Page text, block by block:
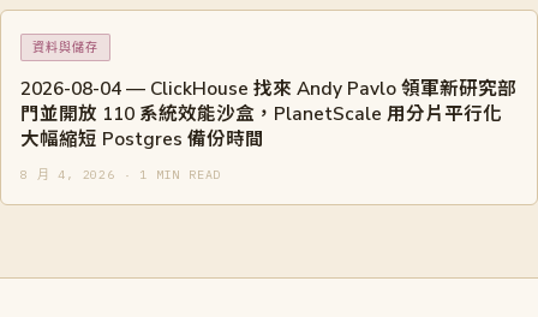
資料與儲存
2026-08-04 — ClickHouse 找來 Andy Pavlo 領軍新研究部
門並開放 110 系統效能沙盒，PlanetScale 用分片平行化
大幅縮短 Postgres 備份時間
8 月 4, 2026 · 1 MIN READ